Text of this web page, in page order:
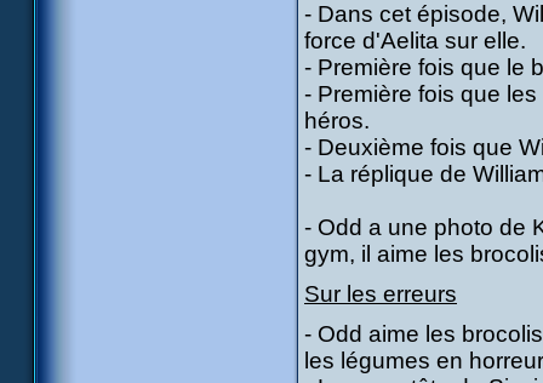
- Dans cet épisode,
force d'Aelita sur elle.
- Première fois que le
- Première fois que
héros.
- Deuxième fois que
- La réplique de
- Odd a une photo de
gym, il aime les
Sur les erreurs
- Odd aime les
les légumes en